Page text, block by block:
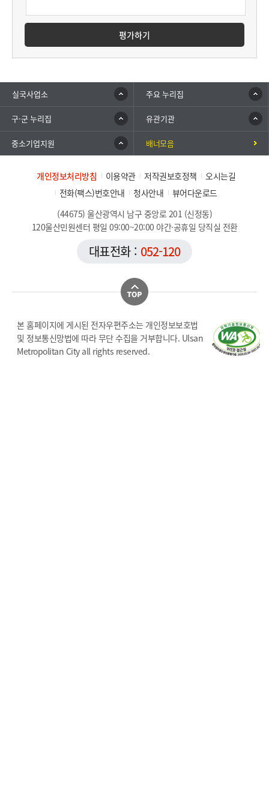
평가하기
실국사업소 주요 누리집
구·군 누리집 유관기관
중소기업지원 배너모음
개인정보처리방침 이용약관 저작권보호정책
오시는길
전화(팩스)번호안내
청사안내
뷰어다운로드
(44675) 울산광역시 남구 중앙로 201 (신정동)
120울산민원센터 평일 09:00~20:00 야간·공휴일 당직실 전환
대표전화 : 052-120
본 홈페이지에 게시된 전자우편주소는 개인정보보호법
및 정보통신망법에 따라 무단 수집을 거부합니다. Ulsan
Metropolitan City all rights reserved.